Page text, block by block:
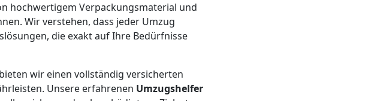
hochwertigem Verpackungsmaterial und
Wir verstehen, dass jeder Umzug
die exakt auf Ihre Bedürfnisse
wir einen vollständig versicherten
Unsere erfahrenen Umzugshelfer